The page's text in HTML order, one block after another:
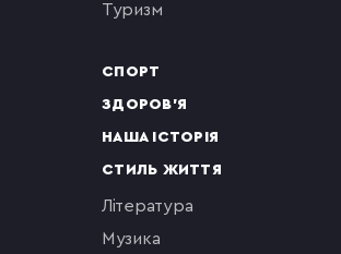
туризм
СПОРТ
ЗДОРОВ'Я
НАША ІСТОРІЯ
СТИЛЬ ЖИТТЯ
література
музика